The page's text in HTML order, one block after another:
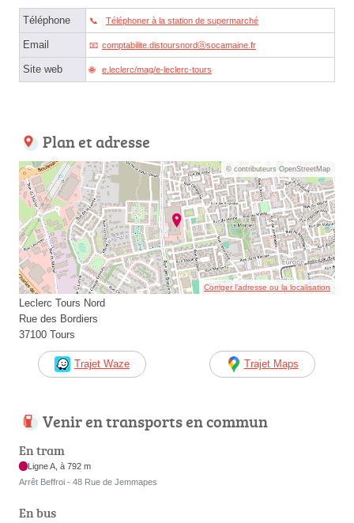
Téléphone Téléphoner à la station de supermarché
Email comptabilite.distoursnordⓐsocamaine.fr
Site web e.leclerc/mag/e-leclerc-tours
Plan et adresse
© contributeurs OpenStreetMap
Corriger l’adresse ou la localisation
Leclerc Tours Nord
Rue des Bordiers
37100 Tours
Trajet Waze Trajet Maps
Venir en transports en commun
En tram
Ligne A, à 792 m
Arrêt Beffroi - 48 Rue de Jemmapes
En bus